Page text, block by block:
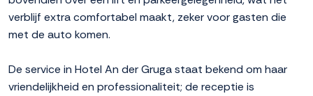
verblijf extra comfortabel maakt, zeker voor gasten die
met de auto komen.
De service in Hotel An der Gruga staat bekend om haar
vriendelijkheid en professionaliteit; de receptie is